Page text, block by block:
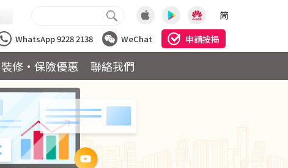
简
WhatsApp 9228 2138 WeChat 申請按揭
裝修·保險優惠 聯絡我們